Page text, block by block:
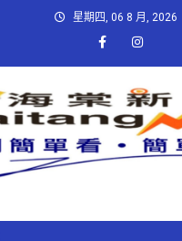
星期四, 06 8 月, 2026